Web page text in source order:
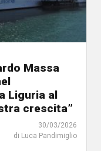
Massa
Liguria al
crescita”
30/03/2026
di Luca Pandimiglio